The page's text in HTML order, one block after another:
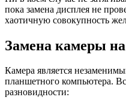
пока замена дисплея не
хаотичную совокупность
Замена камеры
Камера является
планшетного компьютера.
разновидности: